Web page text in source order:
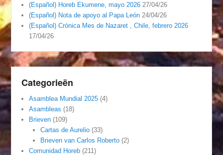
(Español) Horeb Ekumene, mayo 2026 27/04/26
(Español) Nota de apoyo al Papa León 24/04/26
(Español) Crónica Mes de Nazaret , Chile, febrero 2026
17/04/26
Categorieën
Asamblea Mundial 2025 (4)
Asambleas (18)
Brieven (109)
Cartas de Aurelio(33)
Brieven van Carlos Roberto(2)
Comunidad Horeb (211)